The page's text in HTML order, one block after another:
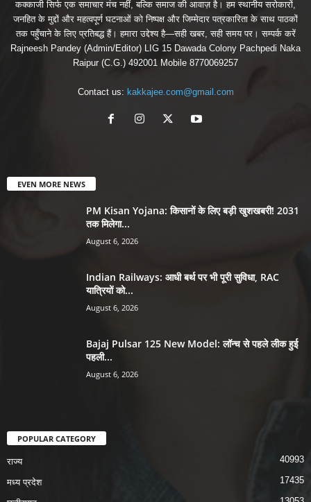
कक्काजी सिर्फ एक समाचार मंच नहीं, बल्कि समाज की आवाज़ है। हम स्थानीय सरोकारों,
जनहित के मुद्दों और महत्वपूर्ण घटनाओं को निष्पक्ष और जिम्मेदार पत्रकारिता के साथ पाठकों
तक पहुँचाने के लिए प्रतिबद्ध हैं। हमारा उद्देश्य है—सही खबर, सही समय पर। सम्पर्क करें
Rajneesh Pandey (Admin/Editor) LIG 15 Dawada Colony Pachpedi Naka
Raipur (C.G.) 492001 Mobile 8770069257
Contact us: kakkajee.com@gmail.com
EVEN MORE NEWS
PM Kisan Yojana: किसानों के लिए बड़ी खुशखबरी! 2031
तक मिलेगा...
August 6, 2026
Indian Railways: आधी बर्थ पर भी पूरी सुविधा, RAC
यात्रियों को...
August 6, 2026
Bajaj Pulsar 125 New Model: लॉन्च से पहले लीक हुई
पहली...
August 6, 2026
POPULAR CATEGORY
राज्य 40993
मध्य प्रदेश 17435